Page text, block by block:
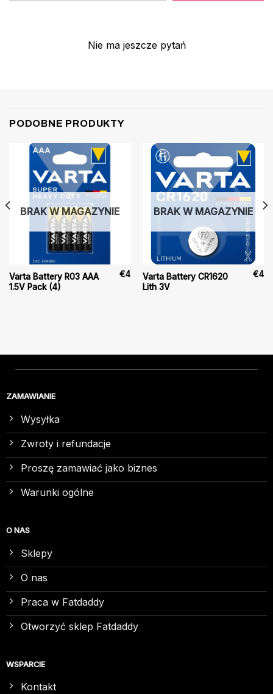
Nie ma jeszcze pytań
PODOBNE PRODUKTY
BRAK W MAGAZYNIE
Varta Battery R03 AAA
1.5V Pack (4)
€4
BRAK W MAGAZYNIE
Varta Battery CR1620
Lith 3V
€4
ZAMAWIANIE
Wysyłka
Zwroty i refundacje
Proszę zamawiać jako biznes
Warunki ogólne
O NAS
Sklepy
O nas
Praca w Fatdaddy
Otworzyć sklep Fatdaddy
WSPARCIE
Kontakt